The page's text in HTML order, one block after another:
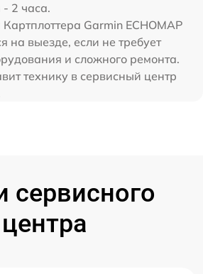
2 часа.
Garmin ECHOMAP
на выезде, если не требует
и сложного ремонта.
технику в сервисный центр
сервисного
центра